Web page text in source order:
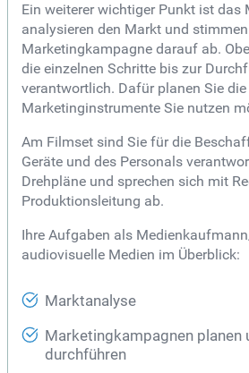
Ein weiterer wichtiger Punkt ist das
analysieren den Markt und
Marketingkampagne darauf ab.
die einzelnen Schritte bis zur
verantwortlich. Dafür planen Sie
Marketinginstrumente Sie nutzen
Am Filmset sind Sie für die
Geräte und des Personals
Drehpläne und sprechen sich mit
Produktionsleitung ab.
Ihre Aufgaben als
audiovisuelle Medien im Überblick:
Marktanalyse
Marketingkampagnen planen
durchführen